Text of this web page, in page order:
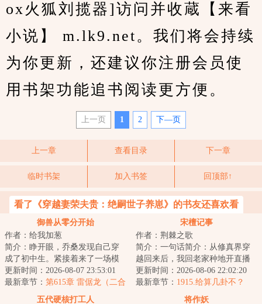
ox火狐刘揽器]访问并收蔵【来看
小说】 m.lk9.net。我们将会持续
为你更新，还建议你注册会员使
用书架功能追书阅读更方便。
上一页 1 2 下—页
上一章 查看目录 下一章
临时书架 加入书签 回顶部↑
看了《穿越妻荣夫贵：绝嗣世子养崽》的书友还喜欢看
御兽从零分开始
作者：给我加葱
简介：睁开眼，乔桑发现自己穿
成了初中生。紧接着来了一场模
拟考。毕业她怕了吗？她怕
了……这考的都什么...
更新时间：2026-08-07 23:53:01
最新章节： 第615章 雷倨龙（二合
宋檀记事
作者：荆棘之歌
简介：一句话简介：从修真界穿
越回来后，我回老家种地开直播
卖菜了！修成金丹渡劫失败的宋
檀回到现代，发...
更新时间：2026-08-06 22:02:20
最新章节： 1915.给算几卦不？
五代硬核打工人
将作妖